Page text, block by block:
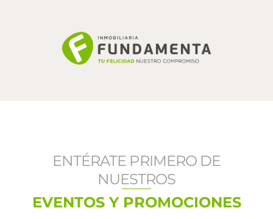
ENTÉRATE PRIMERO DE
NUESTROS
EVENTOS Y PROMOCIONES